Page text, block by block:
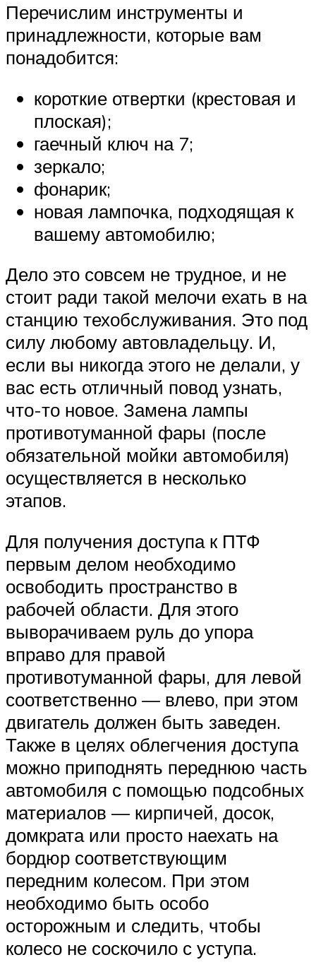
Перечислим инструменты и
принадлежности, которые вам
понадобится:
короткие отвертки (крестовая и
плоская);
гаечный ключ на 7;
зеркало;
фонарик;
новая лампочка, подходящая к
вашему автомобилю;
Дело это совсем не трудное, и не
стоит ради такой мелочи ехать в на
станцию техобслуживания. Это под
силу любому автовладельцу. И,
если вы никогда этого не делали, у
вас есть отличный повод узнать,
что-то новое. Замена лампы
противотуманной фары (после
обязательной мойки автомобиля)
осуществляется в несколько
этапов.
Для получения доступа к ПТФ
первым делом необходимо
освободить пространство в
рабочей области. Для этого
выворачиваем руль до упора
вправо для правой
противотуманной фары, для левой
соответственно — влево, при этом
двигатель должен быть заведен.
Также в целях облегчения доступа
можно приподнять переднюю часть
автомобиля с помощью подсобных
материалов — кирпичей, досок,
домкрата или просто наехать на
бордюр соответствующим
передним колесом. При этом
необходимо быть особо
осторожным и следить, чтобы
колесо не соскочило с уступа.